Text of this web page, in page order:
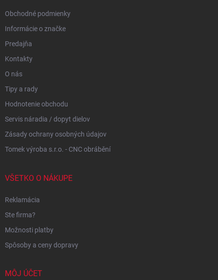
Obchodné podmienky
Informácie o značke
Predajňa
Kontakty
O nás
Tipy a rady
Hodnotenie obchodu
Servis náradia / dopyt dielov
Zásady ochrany osobných údajov
Tomek výroba s.r.o. - CNC obrábění
VŠETKO O NÁKUPE
Reklamácia
Ste firma?
Možnosti platby
Spôsoby a ceny dopravy
MÔJ ÚČET